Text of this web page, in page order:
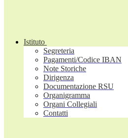
Istituto
Segreteria
Pagamenti/Codice IBAN
Note Storiche
Dirigenza
Documentazione RSU
Organigramma
Organi Collegiali
Contatti